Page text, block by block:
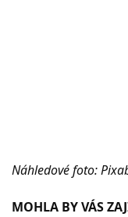
Náhledové foto:
MOHLA BY VÁS